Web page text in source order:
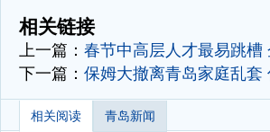
相关链接
上一篇： 春节中高层人才最易跳槽
下一篇： 保姆大撤离青岛家庭乱套
相关阅读 青岛新闻